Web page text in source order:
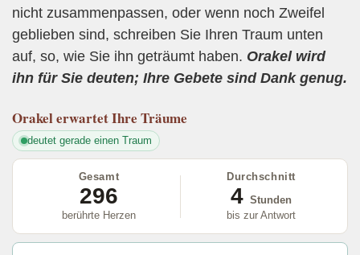
nicht zusammenpassen, oder wenn noch Zweifel
geblieben sind, schreiben Sie Ihren Traum unten
auf, so, wie Sie ihn geträumt haben. Orakel wird
ihn für Sie deuten; Ihre Gebete sind Dank genug.
Orakelerwartet Ihre Träume
deutet gerade einen Traum
Gesamt
296
berührte Herzen
Durchschnitt
4 Stunden
bis zur Antwort